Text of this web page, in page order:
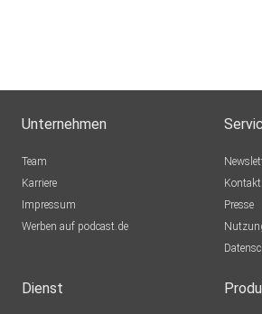
Unternehmen
Team
Karriere
Impressum
Werben auf podcast.de
Kontakt
Presse
Dienst